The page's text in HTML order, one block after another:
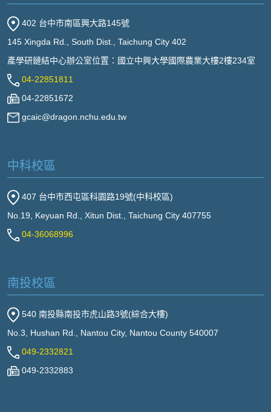
402 台中市南區興大路145號
145 Xingda Rd., South Dist., Taichung City 402
產學研鏈結中心辦公室位置：國立中興大學國際農業大樓2樓234室
04-22851811
04-22851672
gcaic@dragon.nchu.edu.tw
中科校區
407 台中市西屯區科園路19號(中科校區)
No.19, Keyuan Rd., Xitun Dist., Taichung City 407755
04-36068996
南投校區
540 南投縣南投市虎山路3號(綜合大樓)
No.3, Hushan Rd., Nantou City, Nantou County 540007
049-2332821
049-2332883